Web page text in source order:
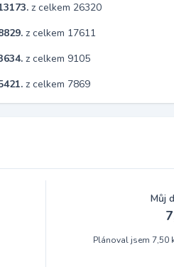
z celkem 26320
z celkem 17611
z celkem 9105
z celkem 7869
Můj
Plánoval jsem 7,50